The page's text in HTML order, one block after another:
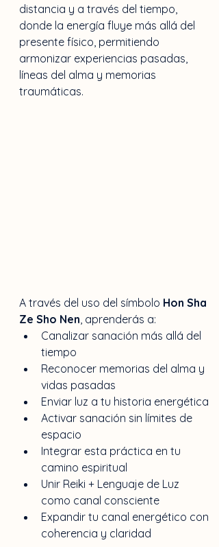
distancia y a través del tiempo,
donde la energía fluye más allá del
presente físico, permitiendo
armonizar experiencias pasadas,
líneas del alma y memorias
traumáticas.
A través del uso del símbolo Hon Sha
Ze Sho Nen, aprenderás a:
Canalizar sanación más allá del
tiempo
Reconocer memorias del alma y
vidas pasadas
Enviar luz a tu historia energética
Activar sanación sin límites de
espacio
Integrar esta práctica en tu
camino espiritual
Unir Reiki + Lenguaje de Luz
como canal consciente
Expandir tu canal energético con
coherencia y claridad